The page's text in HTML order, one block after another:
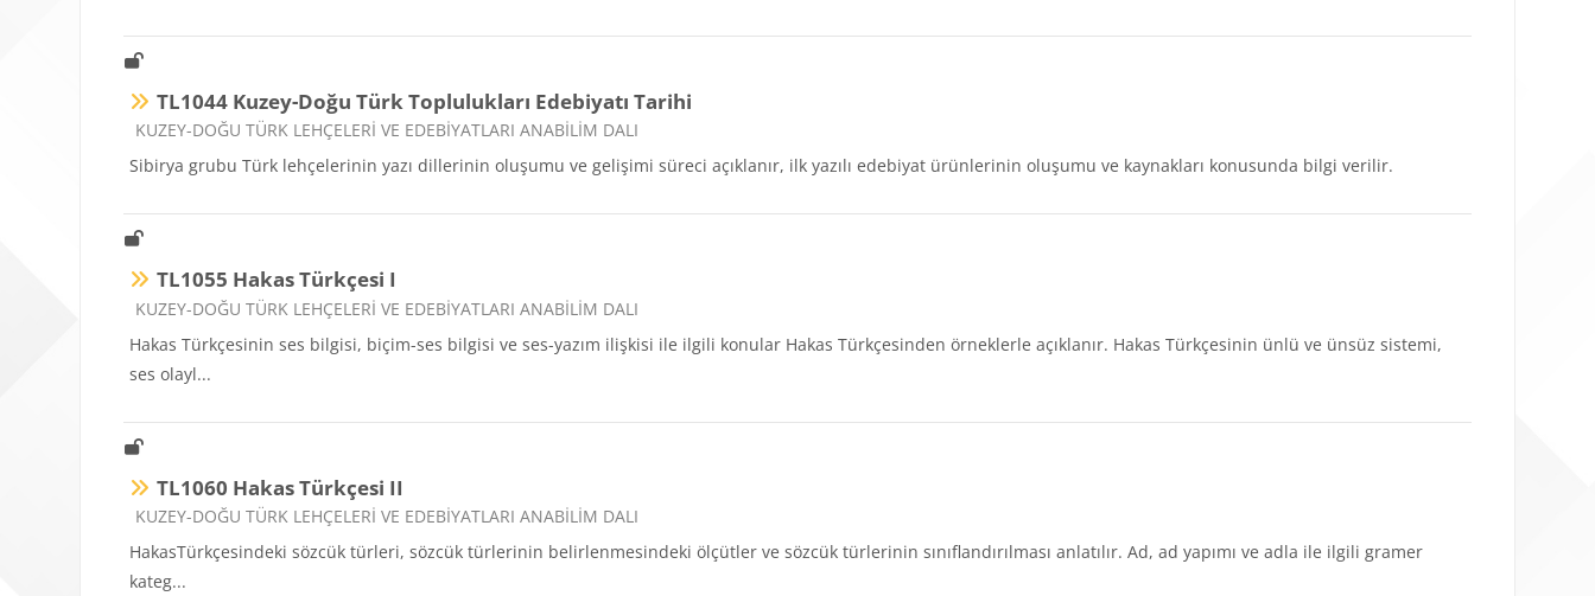
TL1044 Kuzey-Doğu Türk Toplulukları Edebiyatı Tarihi
Ders kategorisi
KUZEY-DOĞU TÜRK LEHÇELERİ VE EDEBİYATLARI ANABİLİM DALI
Sibirya grubu Türk lehçelerinin yazı dillerinin oluşumu ve gelişimi süreci açıklanır, ilk yazılı edebiyat ürünlerinin oluşumu ve kaynakları konusunda bilgi verilir.
TL1055 Hakas Türkçesi I
Ders kategorisi
KUZEY-DOĞU TÜRK LEHÇELERİ VE EDEBİYATLARI ANABİLİM DALI
Hakas Türkçesinin ses bilgisi, biçim-ses bilgisi ve ses-yazım ilişkisi ile ilgili konular Hakas Türkçesinden örneklerle açıklanır. Hakas Türkçesinin ünlü ve ünsüz sistemi,
ses olayl...
TL1060 Hakas Türkçesi II
Ders kategorisi
KUZEY-DOĞU TÜRK LEHÇELERİ VE EDEBİYATLARI ANABİLİM DALI
HakasTürkçesindeki sözcük türleri, sözcük türlerinin belirlenmesindeki ölçütler ve sözcük türlerinin sınıflandırılması anlatılır. Ad, ad yapımı ve adla ile ilgili gramer
kateg...